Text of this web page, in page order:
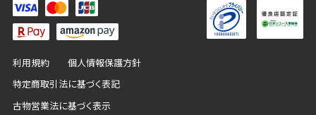
利用規約 個人情報保護方針
特定商取引法に基づく表記
古物営業法に基づく表示